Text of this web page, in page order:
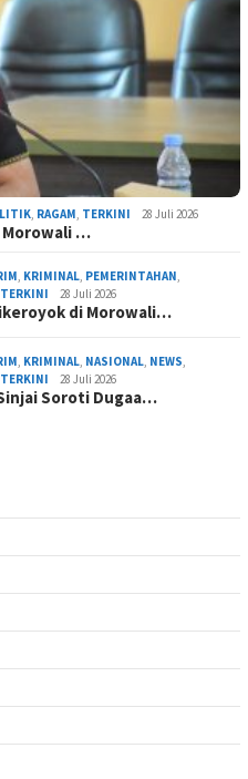
, RAGAM, TERKINI 28 Juli 2026
Morowali …
, KRIMINAL, PEMERINTAHAN,
TERKINI 28 Juli 2026
di Morowali…
, KRIMINAL, NASIONAL, NEWS,
TERKINI 28 Juli 2026
Soroti Dugaa…